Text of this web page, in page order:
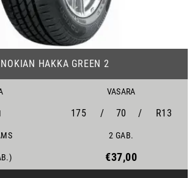
NOKIAN HAKKA GREEN 2
VASARA
175 / 70 / R13
2 GAB.
€37,00